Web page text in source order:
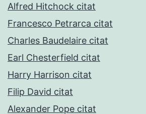
Alfred Hitchock citat
Francesco Petrarca citat
Charles Baudelaire citat
Earl Chesterfield citat
Harry Harrison citat
Filip David citat
Alexander Pope citat